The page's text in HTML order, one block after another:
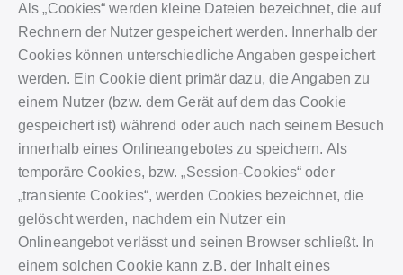
Als „Cookies“ werden kleine Dateien bezeichnet, die auf
Rechnern der Nutzer gespeichert werden. Innerhalb der
Cookies können unterschiedliche Angaben gespeichert
werden. Ein Cookie dient primär dazu, die Angaben zu
einem Nutzer (bzw. dem Gerät auf dem das Cookie
gespeichert ist) während oder auch nach seinem Besuch
innerhalb eines Onlineangebotes zu speichern. Als
temporäre Cookies, bzw. „Session-Cookies“ oder
„transiente Cookies“, werden Cookies bezeichnet, die
gelöscht werden, nachdem ein Nutzer ein
Onlineangebot verlässt und seinen Browser schließt. In
einem solchen Cookie kann z.B. der Inhalt eines